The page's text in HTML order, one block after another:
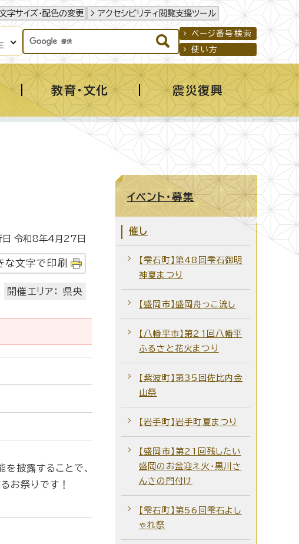
字サイズ・配色の変更 アクセシビリティ閲覧支援ツール
ページ番号検索
使い方
教育・文化 震災復興
令和8年4月27日
な文字で印刷
開催エリア： 県央
披露することで、
お祭りです！
イベント・募集
催し
【雫石町】第48回雫石御明
神夏まつり
【盛岡市】盛岡舟っこ流し
【八幡平市】第21回八幡平
ふるさと花火まつり
【紫波町】第35回佐比内金
山祭
【岩手町】岩手町夏まつり
【盛岡市】第21回残したい
盛岡のお盆迎え火・黒川さ
んさの門付け
【雫石町】第56回雫石よし
ゃれ祭